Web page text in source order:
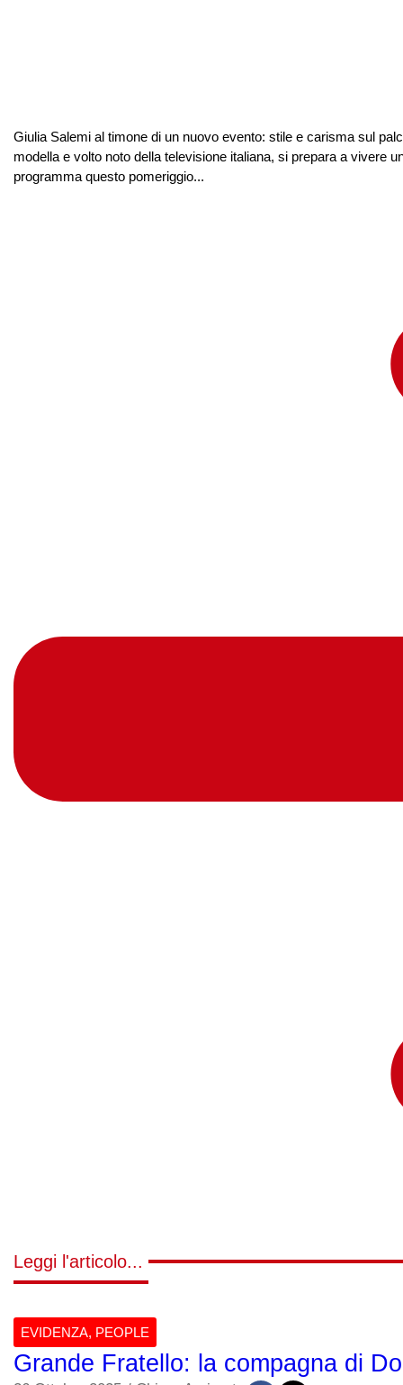
Giulia Salemi al timone di un nuovo evento: stile e carisma sul
modella e volto noto della televisione italiana, si prepara a vivere
programma questo pomeriggio...
Leggi l'articolo...
EVIDENZA, PEOPLE
Grande Fratello: la compagna di